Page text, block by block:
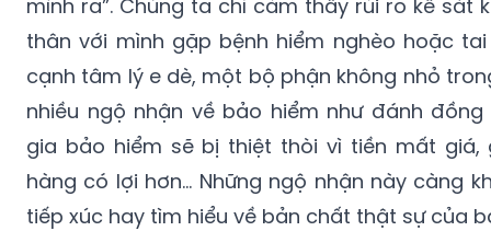
mình ra”. Chúng ta chỉ cảm thấy rủi ro kề sát
thân với mình gặp bệnh hiểm nghèo hoặc
cạnh tâm lý e dè, một bộ phận không nhỏ
nhiều ngộ nhận về bảo hiểm như đánh
gia bảo hiểm sẽ bị thiệt thòi vì tiền mất giá,
hàng có lợi hơn… Những ngộ nhận này càng
tiếp xúc hay tìm hiểu về bản chất thật sự của